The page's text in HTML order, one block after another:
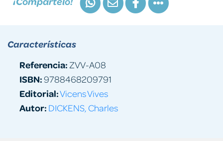
Características
Referencia: ZVV-A08
ISBN:9788468209791
Editorial:Vicens Vives
Autor: DICKENS, Charles